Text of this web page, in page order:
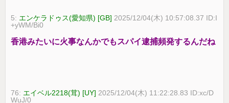
5: エンケラドゥス(愛知県) [GB] 2025/12/04(木) 10:57:08.37 ID:I
+yWM/Bi0
香港みたいに火事なんかでもスパイ逮捕頻発するんだね
76: エイベル2218(茸) [UY] 2025/12/04(木) 11:22:28.83 ID:xc/D
WuJ/0